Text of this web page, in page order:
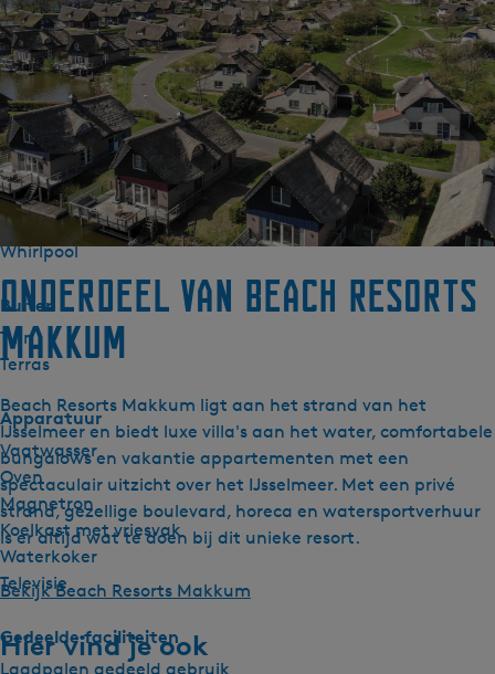
Sanitair
Douche
Toilet in badkamer
Tweede toilet
Tweede badkamer
Wellness
Sauna
Whirlpool
Buiten
Tuin
Terras
Apparatuur
Vaatwasser
Oven
Magnetron
Koelkast met vriesvak
Waterkoker
Televisie
Gedeelde faciliteiten
Laadpalen gedeeld gebruik
Onderdeel van Beach Resorts
Makkum
Beach Resorts Makkum ligt aan het strand van het
IJsselmeer en biedt luxe villa's aan het water, comfortabele
bungalows en vakantie appartementen met een
spectaculair uitzicht over het IJsselmeer. Met een privé
strand, gezellige boulevard, horeca en watersportverhuur
is er altijd wat te doen bij dit unieke resort.
Bekijk Beach Resorts Makkum
Hier vind je ook